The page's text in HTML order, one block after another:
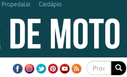
Propedalar Cardápio